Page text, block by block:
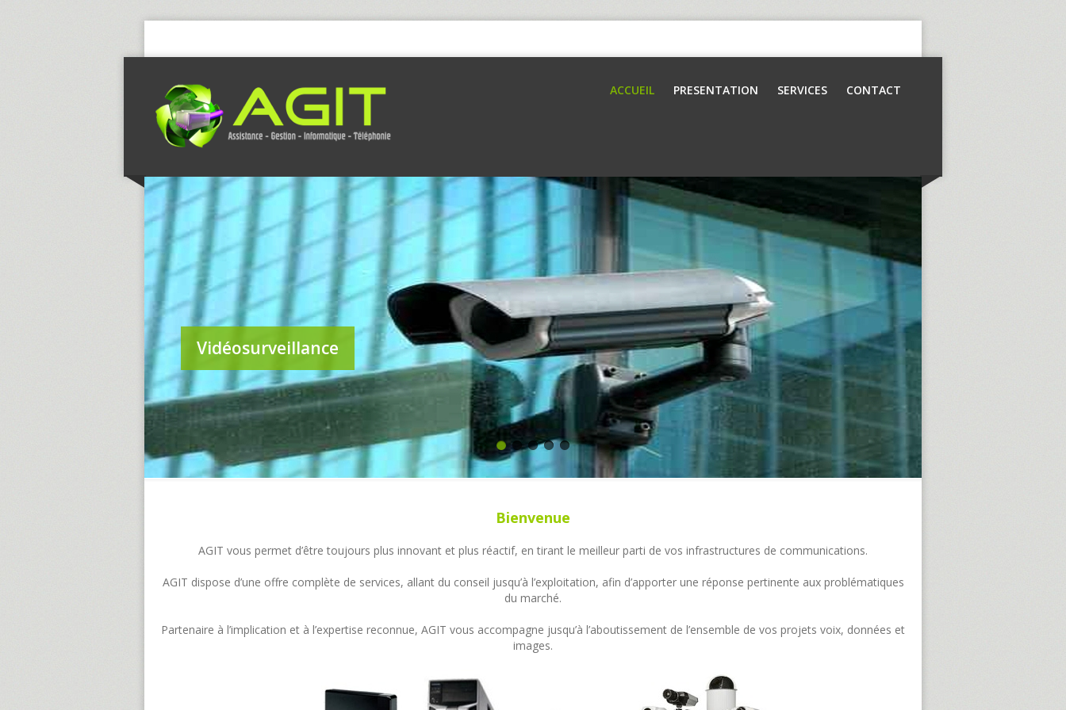
ACCUEIL PRESENTATION SERVICES CONTACT
Vidéosurveillance
Bienvenue
AGIT vous permet d’être toujours plus innovant et plus réactif, en tirant le meilleur parti de vos infrastructures de communications.
AGIT dispose d’une offre complète de services, allant du conseil jusqu’à l’exploitation, afin d’apporter une réponse pertinente aux problématiques
du marché.
Partenaire à l’implication et à l’expertise reconnue, AGIT vous accompagne jusqu’à l’aboutissement de l’ensemble de vos projets voix, données et
images.